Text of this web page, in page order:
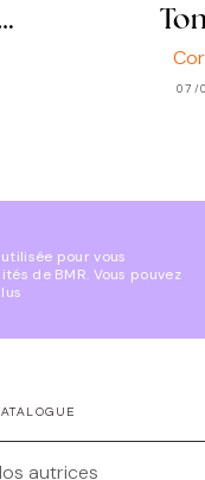
07/
pour vous
de BMR. Vous pouvez
autrices